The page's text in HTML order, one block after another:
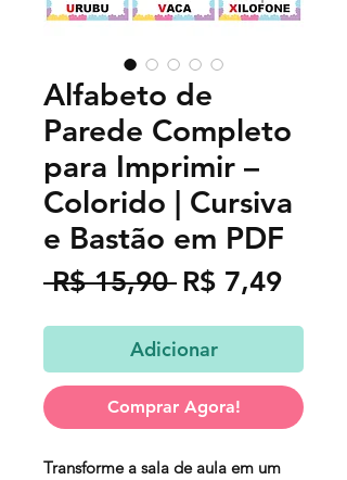
Alfabeto de
Parede Completo
para Imprimir –
Colorido | Cursiva
e Bastão em PDF
R$ 15,90 Preço
R$ 7,49Preço
Adicionar
Comprar Agora!
Transforme a sala de aula em um